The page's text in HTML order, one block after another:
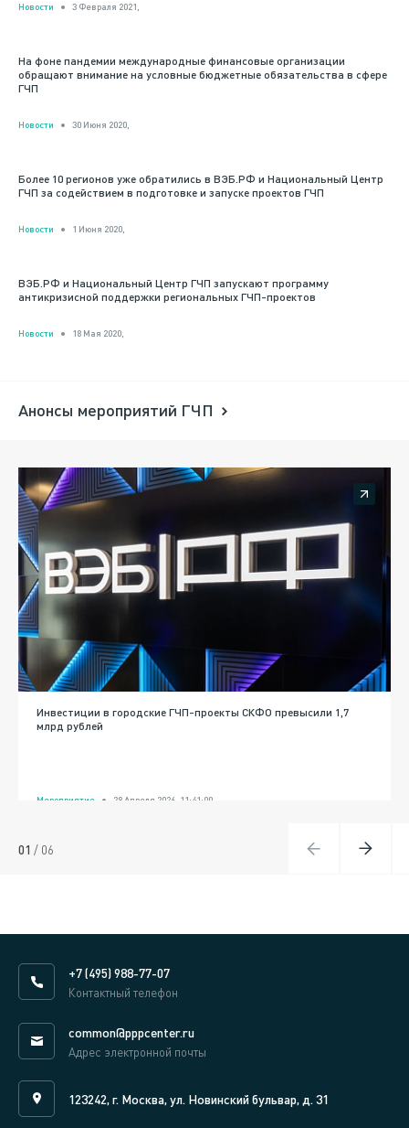
Новости 3 Февраля 2021,
На фоне пандемии международные финансовые организации
обращают внимание на условные бюджетные обязательства в сфере
ГЧП
Новости 30 Июня 2020,
Более 10 регионов уже обратились в ВЭБ.РФ и Национальный Центр
ГЧП за содействием в подготовке и запуске проектов ГЧП
Новости 1 Июня 2020,
ВЭБ.РФ и Национальный Центр ГЧП запускают программу
антикризисной поддержки региональных ГЧП-проектов
Новости 18 Мая 2020,
Анонсы мероприятий ГЧП
Инвестиции в городские ГЧП-проекты СКФО превысили 1,7
млрд рублей
Мероприятие 28 Апреля 2026, 11:41:00
01 / 06
+7 (495) 988-77-07
Контактный телефон
common@pppcenter.ru
Адрес электронной почты
123242, г. Москва, ул. Новинский бульвар, д. 31